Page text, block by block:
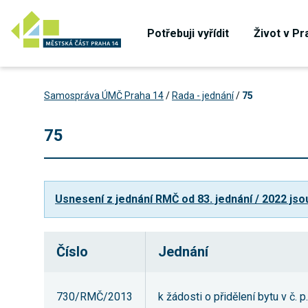
Potřebuji vyřídit Život v
Samospráva ÚMČ Praha 14/ Rada - jednání/ 75
75
Usnesení z jednání RMČ od 83. jednání / 2022
Číslo Jednání
730/RMČ/2013 k žádosti o přidělení bytu v č.